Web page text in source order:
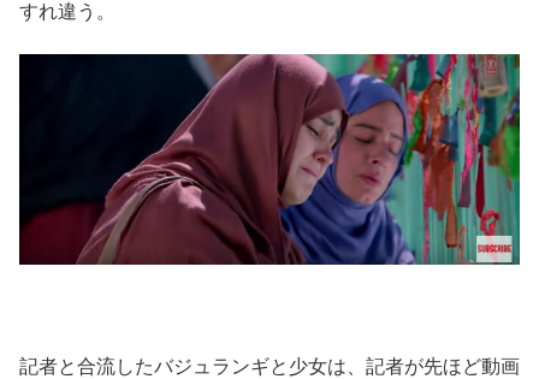
すれ違う。
記者と合流したバジュランギと少女は、記者が先ほど動画